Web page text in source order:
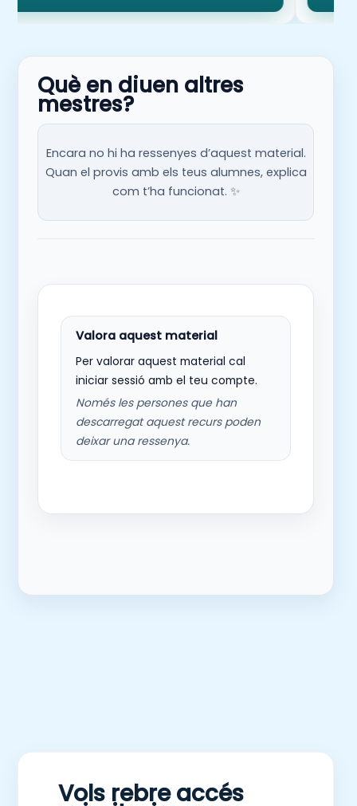
social:Reflexionaran sobre el seu paper com a
Expressió oral i escrita:Milloraran la seva
capacitat d’expressar idees, arguments i
Què en diuen altres
mestres?
Encara no hi ha ressenyes d’aquest material.
Quan el provis amb els teus alumnes, explica
com t’ha funcionat. ✨
Per valorar aquest material cal
iniciar sessió amb el teu compte.
Només les persones que han
descarregat aquest recurs poden
deixar una ressenya.
Vols rebre accés